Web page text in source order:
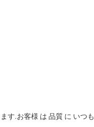
す.お客様 は 品質 に いつも